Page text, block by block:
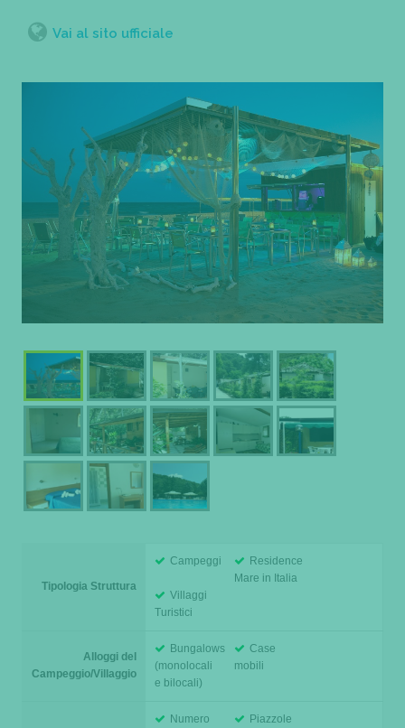
Vai al sito ufficiale
Tipologia Struttura
Campeggi
Residence
Mare in Italia
Villaggi
Turistici
Alloggi del
Campeggio/Villaggio
Bungalows
(monolocali
e bilocali)
Case
mobili
Numero
Piazzole